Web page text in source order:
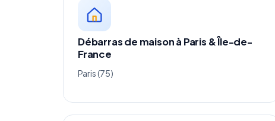
Débarras de maison à Paris & Île-de-
France
Paris (75)